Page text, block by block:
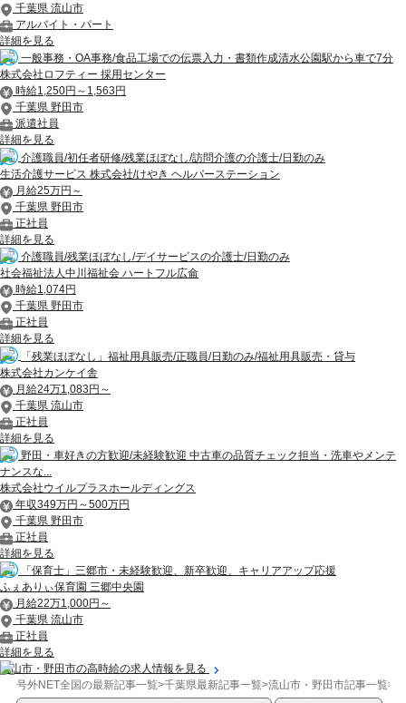
千葉県 流山市
アルバイト・パート
詳細を見る
一般事務・OA事務/食品工場での伝票入力・書類作成清水公園駅から車で7分
株式会社ロフティー 採用センター
時給1,250円～1,563円
千葉県 野田市
派遣社員
詳細を見る
介護職員/初任者研修/残業ほぼなし/訪問介護の介護士/日勤のみ
生活介護サービス 株式会社/けやき ヘルパーステーション
月給25万円～
千葉県 野田市
正社員
詳細を見る
介護職員/残業ほぼなし/デイサービスの介護士/日勤のみ
社会福祉法人中川福祉会 ハートフル広侖
時給1,074円
千葉県 野田市
正社員
詳細を見る
「残業ほぼなし」福祉用具販売/正職員/日勤のみ/福祉用具販売・貸与
株式会社カンケイ舎
月給24万1,083円～
千葉県 流山市
正社員
詳細を見る
野田・車好きの方歓迎/未経験歓迎 中古車の品質チェック担当・洗車やメンテ
ナンスな...
株式会社ウイルプラスホールディングス
年収349万円～500万円
千葉県 野田市
正社員
詳細を見る
「保育士」三郷市・未経験歓迎、新卒歓迎、キャリアアップ応援
ふぇありぃ保育園 三郷中央園
月給22万1,000円～
千葉県 流山市
正社員
詳細を見る
流山市・野田市の高時給の求人情報を見る
号外NET全国の最新記事一覧>千葉県最新記事一覧>流山市・野田市記事一覧>